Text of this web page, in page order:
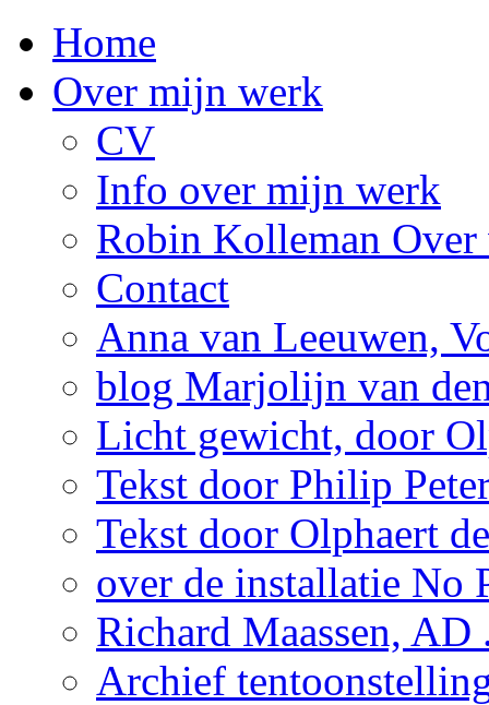
Home
Over mijn werk
CV
Info over mijn werk
Robin Kolleman
Contact
Anna van Leeuwen,
blog Marjolijn van
Licht gewicht, door
Tekst door Philip
Tekst door Olphaert
over de installatie No
Richard Maassen, AD
Archief